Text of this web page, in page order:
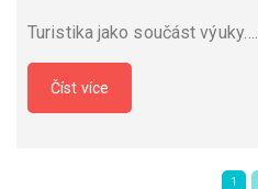
Turistika jako součást výuky….
Číst více
1